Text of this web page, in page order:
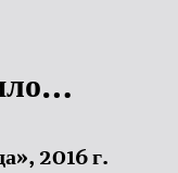
2016 г.